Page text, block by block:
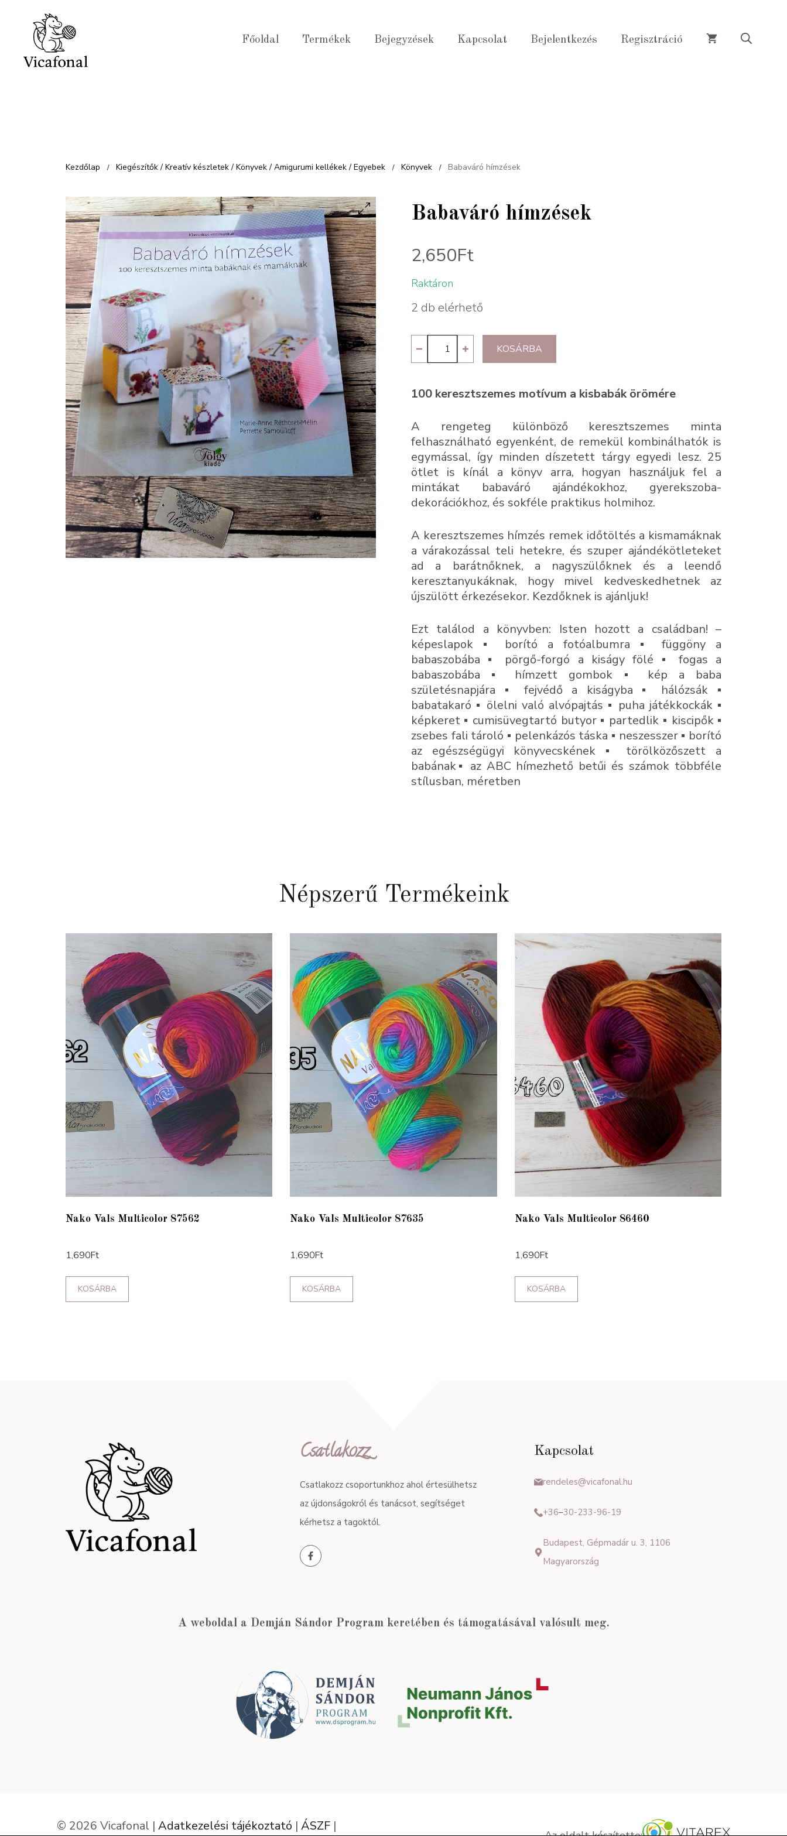
tartalomba
Főoldal Termékek Bejegyzések Kapcsolat Bejelentkezés Regisztráció
Kezdőlap / Kiegészítők / Kreatív készletek / Könyvek / Amigurumi kellékek / Egyebek / Könyvek / Babaváró hímzések
Babaváró hímzések
2,650Ft
Raktáron
2 db elérhető
Babaváró
hímzések
KOSÁRBA
100 keresztszemes motívum a kisbabák örömére
A rengeteg különböző keresztszemes minta
felhasználható egyenként, de remekül kombinálhatók is
egymással, így minden díszetett tárgy egyedi lesz. 25
ötlet is kínál a könyv arra, hogyan használjuk fel a
mintákat babaváró ajándékokhoz, gyerekszoba-
dekorációkhoz, és sokféle praktikus holmihoz.
A keresztszemes hímzés remek időtöltés a kismamáknak
a várakozással teli hetekre, és szuper ajándékötleteket
ad a barátnőknek, a nagyszülőknek és a leendő
keresztanyukáknak, hogy mivel kedveskedhetnek az
újszülött érkezésekor. Kezdőknek is ajánljuk!
Ezt találod a könyvben: Isten hozott a családban! –
képeslapok ▪ borító a fotóalbumra ▪ függöny a
babaszobába ▪ pörgő-forgó a kiságy fölé ▪ fogas a
babaszobába ▪ hímzett gombok ▪ kép a baba
születésnapjára ▪ fejvédő a kiságyba ▪ hálózsák ▪
babatakaró ▪ ölelni való alvópajtás ▪ puha játékkockák ▪
képkeret ▪ cumisüvegtartó butyor ▪ partedlik ▪ kiscipők ▪
zsebes fali tároló ▪ pelenkázós táska ▪ neszesszer ▪ borító
az egészségügyi könyvecskének ▪ törölközőszett a
babának▪ az ABC hímezhető betűi és számok többféle
stílusban, méretben
Népszerű Termékeink
Nako Vals Multicolor 87562
1,690Ft
KOSÁRBA
Nako Vals Multicolor 87635
1,690Ft
KOSÁRBA
Nako Vals Multicolor 86460
1,690Ft
KOSÁRBA
Csatlakozz
Csatlakozz csoportunkhoz ahol értesülhetsz
az újdonságokról és tanácsot, segítséget
kérhetsz a tagoktól.
Kapcsolat
rendeles@vicafonal.hu
+36–30-233-96-19
Budapest, Gépmadár u. 3, 1106
Magyarország
A weboldal a Demján Sándor Program keretében és támogatásával valósult meg.
© 2026 Vicafonal | Adatkezelési tájékoztató | ÁSZF |